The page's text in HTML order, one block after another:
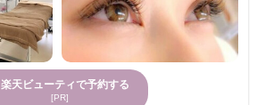
楽天ビューティで予約する
[PR]